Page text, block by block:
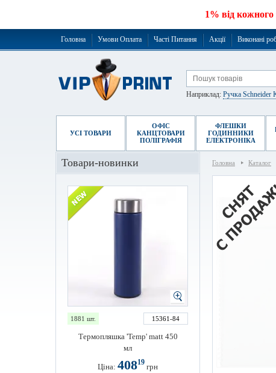
1% від
Головна Умови Оплата Часті Питання Акції Виконані
Наприклад: Ручка Schneider
УСІ ТОВАРИ
ОФІС
КАНЦТОВАРИ
ПОЛІГРАФІЯ
ФЛЕШКИ
ГОДИННИКИ
ЕЛЕКТРОНІКА
Головна Каталог
Товари-новинки
1881 шт. 15361-84
Термопляшка 'Temp' matt 450
мл
Ціна: 40819 грн